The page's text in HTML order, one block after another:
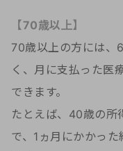
【70歳以上】
70歳以上の方には、
く、月に支払った医
できます。
たとえば、40歳の所
で、1ヵ月にかかっ